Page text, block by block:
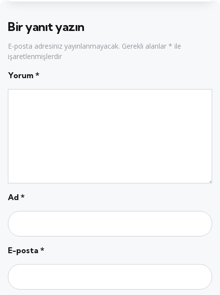
Bir yanıt yazın
E-posta adresiniz yayınlanmayacak. Gerekli alanlar * ile
işaretlenmişlerdir
Yorum *
Ad *
E-posta *